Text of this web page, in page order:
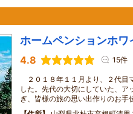
ホームペンションホワ
4.8 15件
２０１８年１１月より、２代目
した。先代の大切にしていた、ア
ぎ、皆様の旅の思い出作りのお手